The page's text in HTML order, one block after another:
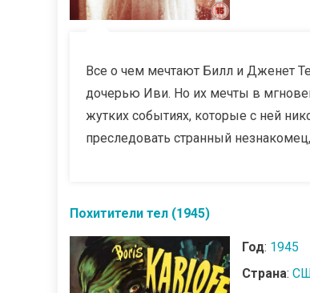
Все о чем мечтают Билл и Дженет
дочерью Иви. Но их мечты в
жутких событиях, которые с ней
преследовать странный
Похитители тел (1945)
Год: 1945
Страна: